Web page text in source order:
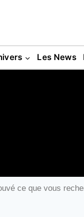
Les News
ce que vous